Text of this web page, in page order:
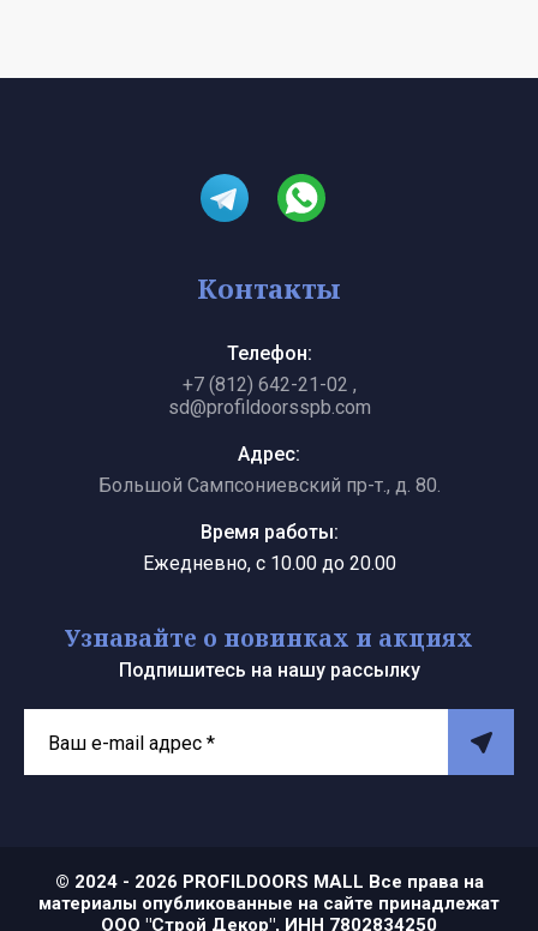
Контакты
Телефон:
+7 (812) 642-21-02
sd@profildoorsspb.com
Адрес:
Большой Сампсониевский пр-т., д. 80.
Время работы:
Ежедневно, с 10.00 до 20.00
Узнавайте о новинках и акциях
Подпишитесь на нашу рассылку
© 2024 - 2026 PROFILDOORS MALL Все права на
материалы опубликованные на сайте принадлежат
ООО "Строй Декор", ИНН 7802834250